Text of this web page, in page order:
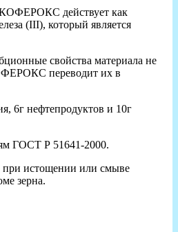
действует как
(III), который является
свойства материала не
переводит их в
6г нефтепродуктов и 10г
ГОСТ Р 51641-2000.
при истощении или смыве
зерна.